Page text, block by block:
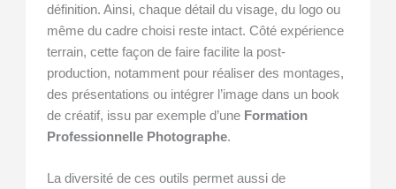
définition. Ainsi, chaque détail du visage, du logo ou
même du cadre choisi reste intact. Côté expérience
terrain, cette façon de faire facilite la post-
production, notamment pour réaliser des montages,
des présentations ou intégrer l’image dans un book
de créatif, issu par exemple d’une Formation
Professionnelle Photographe.
La diversité de ces outils permet aussi de